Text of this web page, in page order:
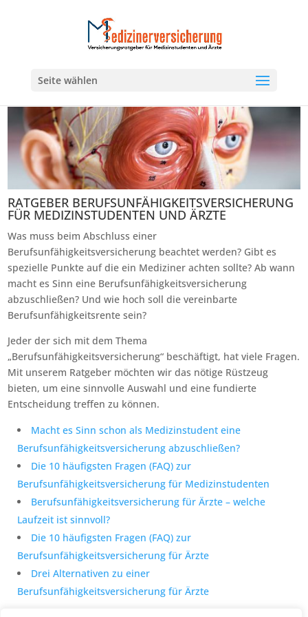
Seite wählen
RATGEBER BERUFSUNFÄHIGKEITSVERSICHERUNG
FÜR MEDIZINSTUDENTEN UND ÄRZTE
Was muss beim Abschluss einer
Berufsunfähigkeitsversicherung beachtet werden? Gibt es
spezielle Punkte auf die ein Mediziner achten sollte? Ab wann
macht es Sinn eine Berufsunfähigkeitsversicherung
abzuschließen? Und wie hoch soll die vereinbarte
Berufsunfähigkeitsrente sein?
Jeder der sich mit dem Thema
„Berufsunfähigkeitsversicherung“ beschäftigt, hat viele Fragen.
Mit unserem Ratgeber möchten wir das nötige Rüstzeug
bieten, um eine sinnvolle Auswahl und eine fundierte
Entscheidung treffen zu können.
Macht es Sinn schon als Medizinstudent eine
Berufsunfähigkeitsversicherung abzuschließen?
Die 10 häufigsten Fragen (FAQ) zur
Berufsunfähigkeitsversicherung für Medizinstudenten
Berufsunfähigkeitsversicherung für Ärzte – welche
Laufzeit ist sinnvoll?
Die 10 häufigsten Fragen (FAQ) zur
Berufsunfähigkeitsversicherung für Ärzte
Drei Alternativen zu einer
Berufsunfähigkeitsversicherung für Ärzte